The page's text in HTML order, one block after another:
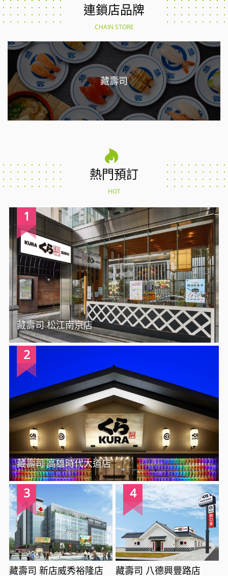
連鎖店品牌
CHAIN STORE
藏壽司
熱門預訂
HOT
1
藏壽司 松江南京店
2
藏壽司 高雄時代大道店
3
藏壽司 新店威秀裕隆店
4
藏壽司 八德興豐路店